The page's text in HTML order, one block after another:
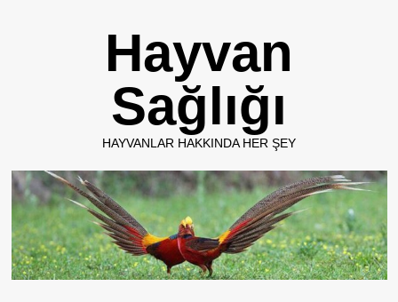
Hayvan
Sağlığı
HAYVANLAR HAKKINDA HER ŞEY